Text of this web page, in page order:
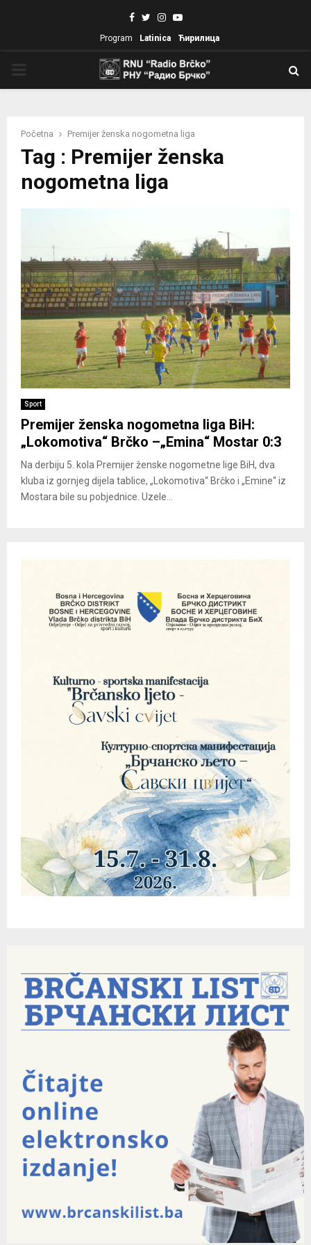
Facebook
TwitterInstagram
Youtube
Program Latinica Ћирилица
Početna Premijer ženska nogometna liga
Tag : Premijer ženska
nogometna liga
Sport
Premijer ženska nogometna liga BiH:
„Lokomotiva“ Brčko –„Emina“ Mostar 0:3
Na derbiju 5. kola Premijer ženske nogometne lige BiH, dva
kluba iz gornjeg dijela tablice, „Lokomotiva“ Brčko i „Emine“ iz
Mostara bile su pobjednice. Uzele...